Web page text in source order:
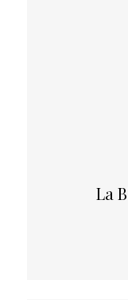
La